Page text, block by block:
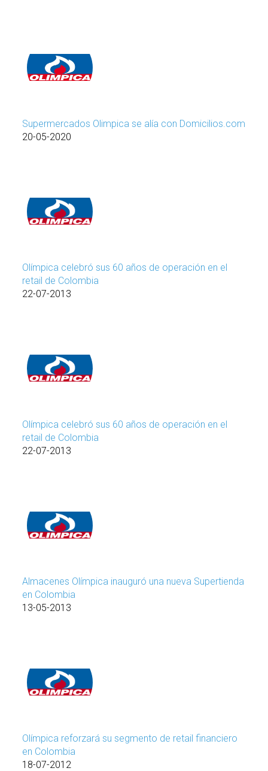
Supermercados Olimpica se alía con Domicilios.com
20-05-2020
Olímpica celebró sus 60 años de operación en el
retail de Colombia
22-07-2013
Olímpica celebró sus 60 años de operación en el
retail de Colombia
22-07-2013
Almacenes Olímpica inauguró una nueva Supertienda
en Colombia
13-05-2013
Olímpica reforzará su segmento de retail financiero
en Colombia
18-07-2012